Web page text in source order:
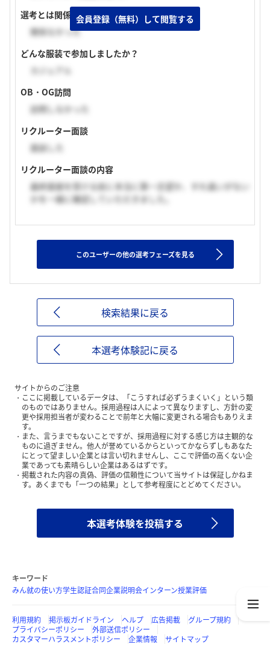
選考とは関係あるものでしたか？
関係なかった
どんな服装で参加しましたか？
カジュアル
OB・OG訪問
訪問しなかった
リクルーター面談
面談した
リクルーター面談の内容
最終面接を受ける前に本当に第一志望か、すれ違いがない
かを一緒に確認していただきました。
会員登録（無料）して閲覧する
このユーザーの他の選考フェーズを見る
検索結果に戻る
本選考体験記に戻る
サイトからのご注意
ここに掲載しているデータは、「こうすれば必ずうまくいく」という類
のものではありません。採用過程は人によって異なりますし、方針の変
更や採用担当者が変わることで前年と大幅に変更される場合もありえま
す。
また、言うまでもないことですが、採用過程に対する感じ方は主観的な
ものに過ぎません。他人が誉めているからといってかならずしもあなた
にとって望ましい企業とは言い切れませんし、ここで評価の高くない企
業であっても素晴らしい企業はあるはずです。
掲載された内容の真偽、評価の信頼性について当サイトは保証しかねま
す。あくまでも「一つの結果」として参考程度にとどめてください。
本選考体験を投稿する
キーワード
みん就の使い方学生認証合同企業説明会インターン授業評価
利用規約 掲示板ガイドライン ヘルプ 広告掲載
グループ規約
プライバシーポリシー
外部送信ポリシー
カスタマーハラスメントポリシー
企業情報 サイトマップ